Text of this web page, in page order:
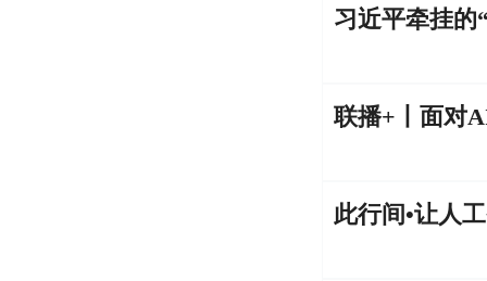
习近平牵挂的
联播+丨面对
此行间•让人